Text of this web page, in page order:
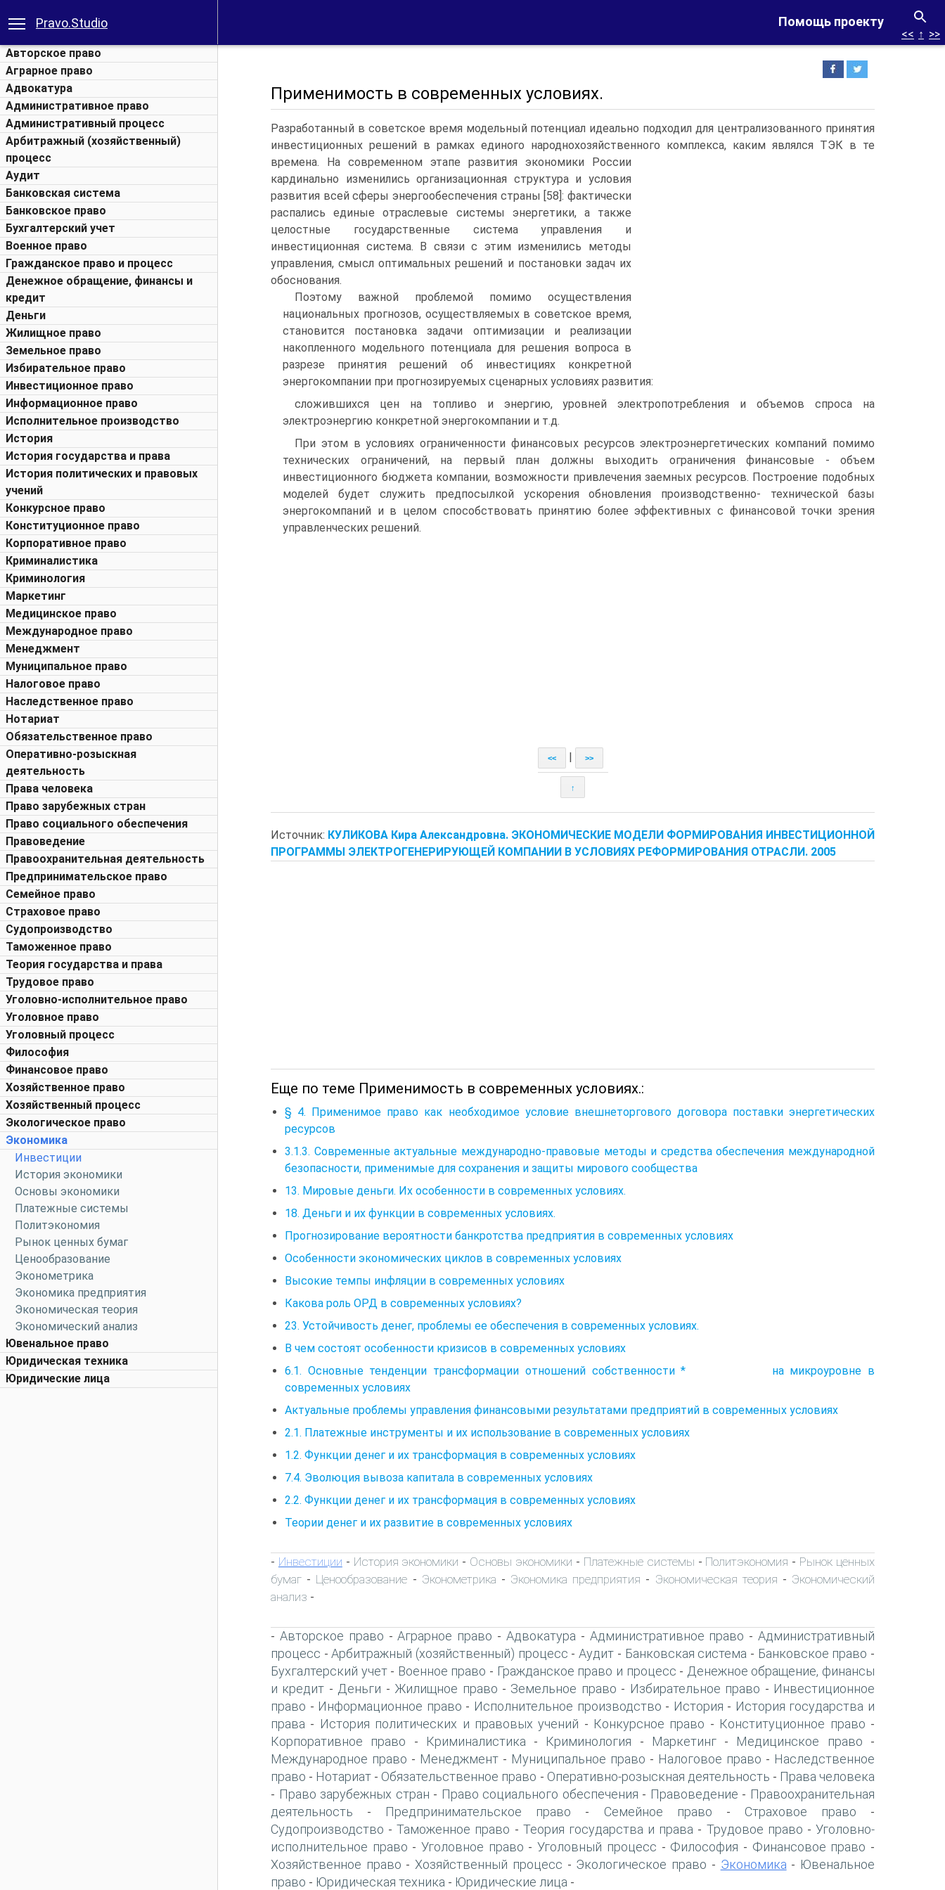
Помощь проекту
Pravo.Studio
Авторское право
Аграрное право
Адвокатура
Административное право
Административный процесс
Арбитражный (хозяйственный)
процесс
Аудит
Банковская система
Банковское право
Бухгалтерский учет
Военное право
Гражданское право и процесс
Денежное обращение, финансы и
кредит
Деньги
Жилищное право
Земельное право
Избирательное право
Инвестиционное право
Информационное право
Исполнительное производство
История
История государства и права
История политических и правовых
учений
Конкурсное право
Конституционное право
Корпоративное право
Криминалистика
Криминология
Маркетинг
Медицинское право
Международное право
Менеджмент
Муниципальное право
Налоговое право
Наследственное право
Нотариат
Обязательственное право
Оперативно-розыскная
деятельность
Права человека
Право зарубежных стран
Право социального обеспечения
Правоведение
Правоохранительная деятельность
Предпринимательское право
Семейное право
Страховое право
Судопроизводство
Таможенное право
Теория государства и права
Трудовое право
Уголовно-исполнительное право
Уголовное право
Уголовный процесс
Философия
Финансовое право
Хозяйственное право
Хозяйственный процесс
Экологическое право
Экономика
Инвестиции
История экономики
Основы экономики
Платежные системы
Политэкономия
Рынок ценных бумаг
Ценообразование
Эконометрика
Экономика предприятия
Экономическая теория
Экономический анализ
Ювенальное право
Юридическая техника
Юридические лица
<< ↑ >>
Применимость в современных условиях.
Разработанный в советское время модельный потенциал идеально подходил для централизованного принятия
инвестиционных решений в рамках единого народнохозяйственного комплекса, каким являлся ТЭК в те
времена. На современном этапе развития экономики России
кардинально изменились организационная структура и условия
развития всей сферы энергообеспечения страны [58]: фактически
распались единые отраслевые системы энергетики, а также
целостные государственные система управления и
инвестиционная система. В связи с этим изменились методы
управления, смысл оптимальных решений и постановки задач их
обоснования.
Поэтому важной проблемой помимо осуществления
национальных прогнозов, осуществляемых в советское время,
становится постановка задачи оптимизации и реализации
накопленного модельного потенциала для решения вопроса в
разрезе принятия решений об инвестициях конкретной
энергокомпании при прогнозируемых сценарных условиях развития:
сложившихся цен на топливо и энергию, уровней электропотребления и объемов спроса на
электроэнергию конкретной энергокомпании и т.д.
При этом в условиях ограниченности финансовых ресурсов электроэнергетических компаний помимо
технических ограничений, на первый план должны выходить ограничения финансовые - объем
инвестиционного бюджета компании, возможности привлечения заемных ресурсов. Построение подобных
моделей будет служить предпосылкой ускорения обновления производственно- технической базы
энергокомпаний и в целом способствовать принятию более эффективных с финансовой точки зрения
управленческих решений.
<< >>
↑
Источник: КУЛИКОВА Кира Александровна. ЭКОНОМИЧЕСКИЕ МОДЕЛИ ФОРМИРОВАНИЯ ИНВЕСТИЦИОННОЙ
ПРОГРАММЫ ЭЛЕКТРОГЕНЕРИРУЮЩЕЙ КОМПАНИИ В УСЛОВИЯХ РЕФОРМИРОВАНИЯ ОТРАСЛИ. 2005
Еще по теме Применимость в современных условиях.:
§ 4. Применимое право как необходимое условие внешнеторгового договора поставки энергетических
ресурсов
3.1.3. Современные актуальные международно-правовые методы и средства обеспечения международной
безопасности, применимые для сохранения и защиты мирового сообщества
13. Мировые деньги. Их особенности в современных условиях.
18. Деньги и их функции в современных условиях.
Прогнозирование вероятности банкротства предприятия в современных условиях
Особенности экономических циклов в современных условиях
Высокие темпы инфляции в современных условиях
Какова роль ОРД в современных условиях?
23. Устойчивость денег, проблемы ее обеспечения в современных условиях.
В чем состоят особенности кризисов в современных условиях
6.1. Основные тенденции трансформации отношений собственности * на микроуровне в
современных условиях
Актуальные проблемы управления финансовыми результатами предприятий в современных условиях
2.1. Платежные инструменты и их использование в современных условиях
1.2. Функции денег и их трансформация в современных условиях
7.4. Эволюция вывоза капитала в современных условиях
2.2. Функции денег и их трансформация в современных условиях
Теории денег и их развитие в современных условиях
- Инвестиции - История экономики - Основы экономики - Платежные системы - Политэкономия - Рынок ценных
бумаг - Ценообразование - Эконометрика - Экономика предприятия - Экономическая теория - Экономический
анализ -
- Авторское право -Аграрное право - Адвокатура - Административное право -Административный
процесс -Арбитражный (хозяйственный) процесс -Аудит - Банковская система - Банковское право -
Бухгалтерский учет- Военное право - Гражданское право и процесс - Денежное обращение, финансы
и кредит - Деньги - Жилищное право - Земельное право - Избирательное право - Инвестиционное
право - Информационное право - Исполнительное производство - История - История государства и
права - История политических и правовых учений - Конкурсное право - Конституционное право -
Корпоративное право - Криминалистика - Криминология - Маркетинг- Медицинское право -
Международное право - Менеджмент - Муниципальное право - Налоговое право - Наследственное
право - Нотариат - Обязательственное право - Оперативно-розыскная деятельность - Права человека
- Право зарубежных стран - Право социального обеспечения - Правоведение - Правоохранительная
деятельность - Предпринимательское право - Семейное право - Страховое право -
Судопроизводство -Таможенное право - Теория государства и права - Трудовое право -Уголовно-
исполнительное право -Уголовное право -Уголовный процесс - Философия - Финансовое право -
Хозяйственное право - Хозяйственный процесс - Экологическое право - Экономика - Ювенальное
право - Юридическая техника - Юридические лица -